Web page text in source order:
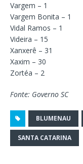
Vargem – 1
Vargem Bonita – 1
Vidal Ramos – 1
Videira – 15
Xanxerê – 31
Xaxim – 30
Zortéa – 2
Fonte: Governo SC
BLUMENAU
SANTA CATARINA